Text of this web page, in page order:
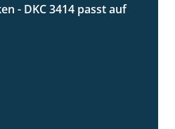
1:23
- DKC 3414 passt auf